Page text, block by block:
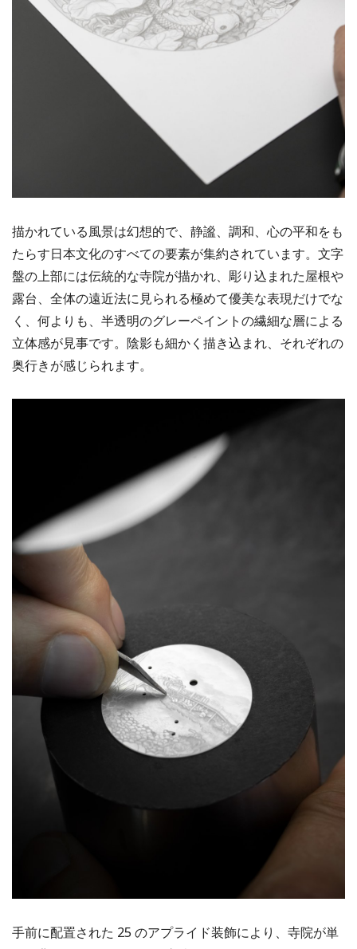
描かれている風景は幻想的で、静謐、調和、心の平和をも
たらす日本文化のすべての要素が集約されています。文字
盤の上部には伝統的な寺院が描かれ、彫り込まれた屋根や
露台、全体の遠近法に見られる極めて優美な表現だけでな
く、何よりも、半透明のグレーペイントの繊細な層による
立体感が見事です。陰影も細かく描き込まれ、それぞれの
奥行きが感じられます。
手前に配置された 25 のアプライド装飾により、寺院が単